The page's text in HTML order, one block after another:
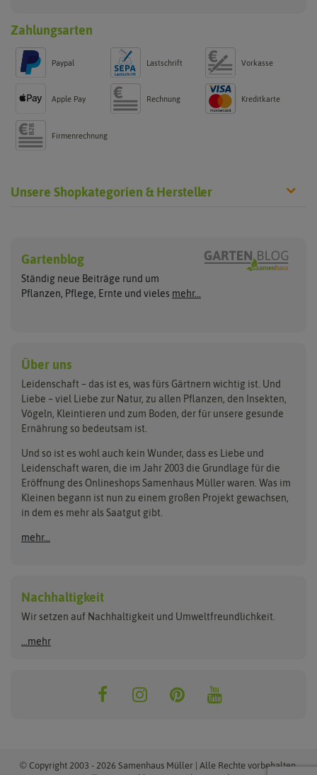
Zahlungsarten
Paypal Lastschrift Vorkasse
Apple Pay Rechnung Kreditkarte
Firmenrechnung
Unsere Shopkategorien & Hersteller
Exotische Samen
Gemüsesamen
Gründünger
Kräutersamen
Obstsamen
Pilzbrut
Rasensamen
Steckzwiebeln
Zimmer & Kübelpflanzen
Kataloge
Schnäppchen
Anzucht & Gartenzubehör
Anzuchtschalen
Heizmatte & Heizkabel
Kokos-Quelltabletten
Zimmergewächshaus
Arche Noah
ASB Greenworld
Benary
Bingenheimer Saatgut
Bionana
BIOWOL
Blumicorn
Bûten Birds
Carl Pabst
Clever Pots
COMPO
Dürr-Samen
Feldsaaten Freudenberger
Fertil
Flora Elite
Florissa
Flortis
Franchi Sementi
Hortitops
JUB Holland
Gartenblog
Ständig neue Beiträge rund um
Pflanzen, Pflege, Ernte und vieles mehr...
Über uns
Leidenschaft – das ist es, was fürs Gärtnern wichtig ist. Und
Liebe – viel Liebe zur Natur, zu allen Pflanzen, den Insekten,
Vögeln, Kleintieren und zum Boden, der für unsere gesunde
Ernährung so bedeutsam ist.
Und so ist es wohl auch kein Wunder, dass es Liebe und
Leidenschaft waren, die im Jahr 2003 die Grundlage für die
Eröffnung des Onlineshops Samenhaus Müller waren. Was im
Kleinen begann ist nun zu einem großen Projekt gewachsen,
in dem es mehr als Saatgut gibt.
mehr...
Nachhaltigkeit
Wir setzen auf Nachhaltigkeit und Umweltfreundlichkeit.
...mehr
© Copyright 2003 - 2026 Samenhaus Müller | Alle Rechte vorbehalten.